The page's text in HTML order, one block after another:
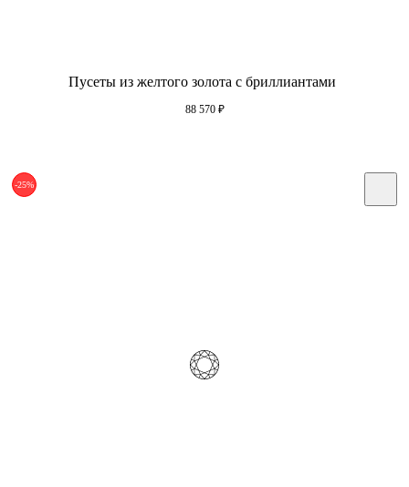
Пусеты из желтого золота с бриллиантами
88 570 ₽
-25%